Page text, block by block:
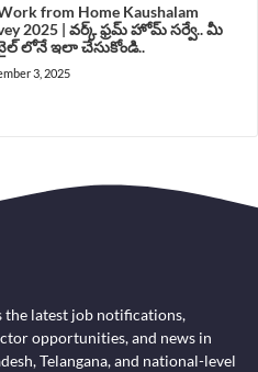
from Home Kaushalam
2025 | వర్క్ ఫ్రమ్ హోమ్ సర్వే.. మీ
లోనే ఇలా చేసుకోండి..
3, 2025
the latest job notifications,
opportunities, and news in
Telangana, and national-level